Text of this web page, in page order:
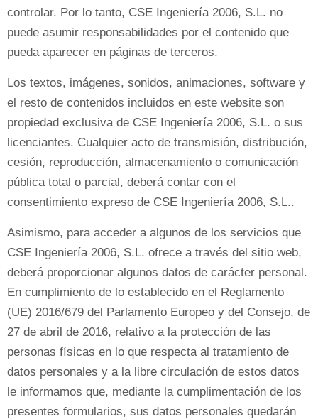
controlar. Por lo tanto, CSE Ingeniería 2006, S.L. no
puede asumir responsabilidades por el contenido que
pueda aparecer en páginas de terceros.
Los textos, imágenes, sonidos, animaciones, software y
el resto de contenidos incluidos en este website son
propiedad exclusiva de CSE Ingeniería 2006, S.L. o sus
licenciantes. Cualquier acto de transmisión, distribución,
cesión, reproducción, almacenamiento o comunicación
pública total o parcial, deberá contar con el
consentimiento expreso de CSE Ingeniería 2006, S.L..
Asimismo, para acceder a algunos de los servicios que
CSE Ingeniería 2006, S.L. ofrece a través del sitio web,
deberá proporcionar algunos datos de carácter personal.
En cumplimiento de lo establecido en el Reglamento
(UE) 2016/679 del Parlamento Europeo y del Consejo, de
27 de abril de 2016, relativo a la protección de las
personas físicas en lo que respecta al tratamiento de
datos personales y a la libre circulación de estos datos
le informamos que, mediante la cumplimentación de los
presentes formularios, sus datos personales quedarán